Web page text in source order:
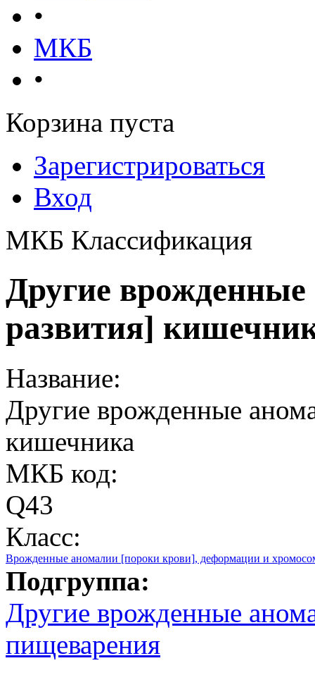
•
МКБ
•
Корзина пуста
Зарегистрироваться
Вход
МКБ Классификация
Другие
развития]
Название:
Другие врожденные
кишечника
МКБ код:
Q43
Класс:
Врожденные аномалии [пороки крови], деформации и
Подгруппа:
Другие врожденные
пищеварения